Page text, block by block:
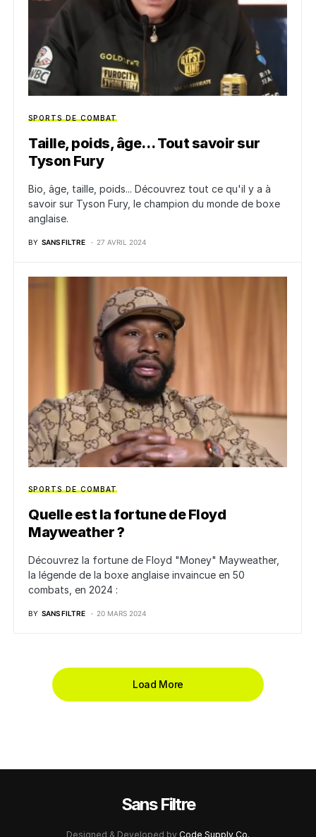
SPORTS DE COMBAT
Taille, poids, âge… Tout savoir sur
Tyson Fury
Bio, âge, taille, poids... Découvrez tout ce qu'il y a à
savoir sur Tyson Fury, le champion du monde de boxe
anglaise.
BY SANS FILTRE 27 AVRIL 2024
SPORTS DE COMBAT
Quelle est la fortune de Floyd
Mayweather ?
Découvrez la fortune de Floyd "Money" Mayweather,
la légende de la boxe anglaise invaincue en 50
combats, en 2024 :
BY SANS FILTRE 20 MARS 2024
Load More
Sans Filtre
Designed & Developed by Code Supply Co.